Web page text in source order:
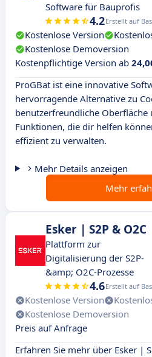
Software für Bauprofis
4.2Erstellt auf
Kostenlose Version
Kostenlose Demoversion
Kostenpflichtige Version ab
ProGBat ist eine innovative
hervorragende Alternative zu
benutzerfreundliche Oberfläche
Funktionen, die dir helfen
effizient zu verwalten.
Mehr Details anzeigen
Mehr
Esker | S2P & O2C
Plattform zur
Digitalisierung der S2P-
&amp; O2C-Prozesse
4.6Erstellt auf
Kostenlose Version
Kostenlose Demoversion
Preis auf Anfrage
Erfahren Sie mehr über Esker |